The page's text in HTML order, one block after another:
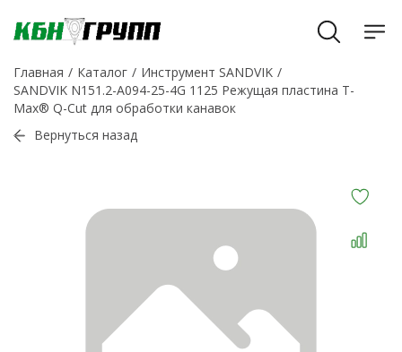
Главная Каталог
Инструмент SANDVIK
SANDVIK N151.2-A094-25-4G 1125 Режущая пластина T-
Max® Q-Cut для обработки канавок
Вернуться назад